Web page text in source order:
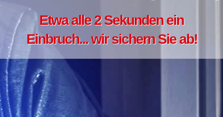
Etwa alle 2 Sekunden ein
Einbruch... wir sichern Sie ab!